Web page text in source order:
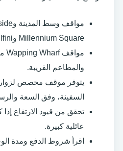
Millennium Square وArnolfini.
والمطاعم القريبة.
السفينة، وفق السعة
تحقق من قيود الارتفاع
عائلية كبيرة.
اقرأ شروط الدفع ومدة